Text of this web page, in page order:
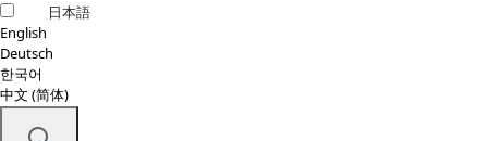
日本語
English
Deutsch
한국어
中文 (简体)